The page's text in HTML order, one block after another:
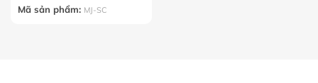
Mã sản phẩm: MJ-SC